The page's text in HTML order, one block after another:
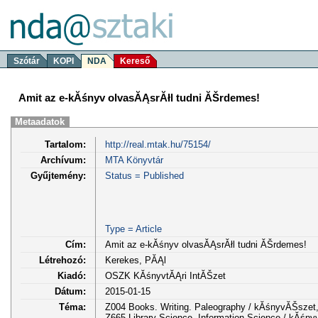
Szótár KOPI NDA Kereső
Amit az e-kĂśnyv olvasĂĄsrĂłl tudni ĂŠrdemes!
Metaadatok
Tartalom:
http://real.mtak.hu/75154/
Archívum:
MTA Könyvtár
Gyűjtemény:
Status = Published
Type = Article
Cím:
Amit az e-kĂśnyv olvasĂĄsrĂłl tudni ĂŠrdemes!
Létrehozó:
Kerekes, PĂĄl
Kiadó:
OSZK KĂśnyvtĂĄri IntĂŠzet
Dátum:
2015-01-15
Téma:
Z004 Books. Writing. Paleography /